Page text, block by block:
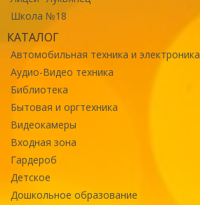
Школа №18
КАТАЛОГ
Автомобильная техника и электроника
Аудио-Видео техника
Библиотека
Бытовая и оргтехника
Видеокамеры
Входная зона
Гардероб
Детское
Дошкольное образование